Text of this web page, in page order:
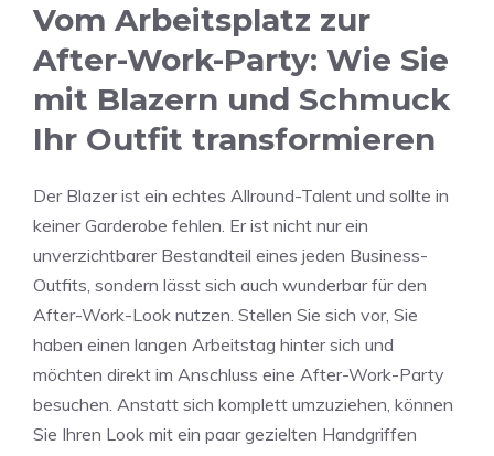
Vom Arbeitsplatz zur
After-Work-Party: Wie Sie
mit Blazern und Schmuck
Ihr Outfit transformieren
Der Blazer ist ein echtes Allround-Talent und sollte in
keiner Garderobe fehlen. Er ist nicht nur ein
unverzichtbarer Bestandteil eines jeden Business-
Outfits, sondern lässt sich auch wunderbar für den
After-Work-Look nutzen. Stellen Sie sich vor, Sie
haben einen langen Arbeitstag hinter sich und
möchten direkt im Anschluss eine After-Work-Party
besuchen. Anstatt sich komplett umzuziehen, können
Sie Ihren Look mit ein paar gezielten Handgriffen